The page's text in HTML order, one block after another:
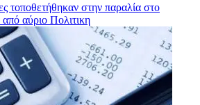
τοποθετήθηκαν στην παραλία στο
από αύριο Πολιτικη